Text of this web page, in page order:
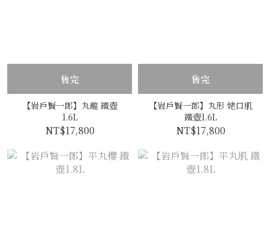
售完
【岩戶賢一郎】丸龍 鐵壺
1.6L
NT$17,800
售完
【岩戶賢一郎】丸形 姥口肌
鐵壺1.6L
NT$17,800